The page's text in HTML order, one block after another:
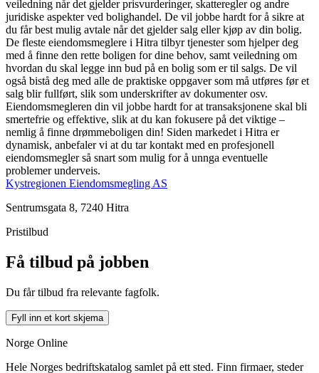
veiledning når det gjelder prisvurderinger, skatteregler og andre
juridiske aspekter ved bolighandel. De vil jobbe hardt for å sikre at
du får best mulig avtale når det gjelder salg eller kjøp av din bolig.
De fleste eiendomsmeglere i Hitra tilbyr tjenester som hjelper deg
med å finne den rette boligen for dine behov, samt veiledning om
hvordan du skal legge inn bud på en bolig som er til salgs. De vil
også bistå deg med alle de praktiske oppgaver som må utføres før et
salg blir fullført, slik som underskrifter av dokumenter osv.
Eiendomsmegleren din vil jobbe hardt for at transaksjonene skal bli
smertefrie og effektive, slik at du kan fokusere på det viktige –
nemlig å finne drømmeboligen din! Siden markedet i Hitra er
dynamisk, anbefaler vi at du tar kontakt med en profesjonell
eiendomsmegler så snart som mulig for å unnga eventuelle
problemer underveis.
Kystregionen Eiendomsmegling AS
Sentrumsgata 8, 7240 Hitra
Pristilbud
Få tilbud på jobben
Du får tilbud fra relevante fagfolk.
Fyll inn et kort skjema
Norge Online
Hele Norges bedriftskatalog samlet på ett sted. Finn firmaer, steder